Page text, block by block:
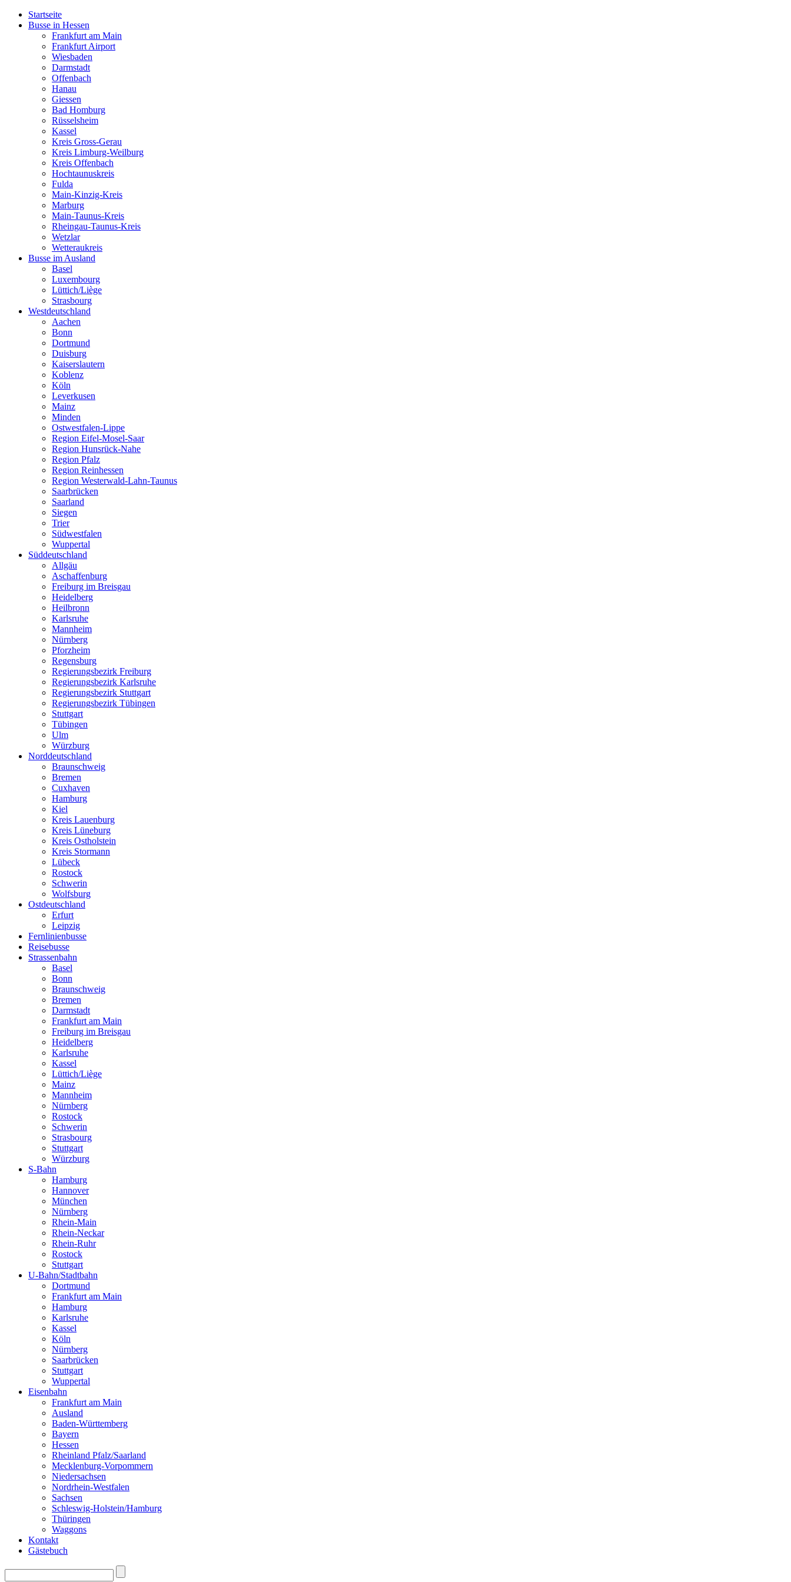
Startseite
Busse in Hessen
Frankfurt am Main
Frankfurt Airport
Wiesbaden
Darmstadt
Offenbach
Hanau
Giessen
Bad Homburg
Rüsselsheim
Kassel
Kreis Gross-Gerau
Kreis Limburg-Weilburg
Kreis Offenbach
Hochtaunuskreis
Fulda
Main-Kinzig-Kreis
Marburg
Main-Taunus-Kreis
Rheingau-Taunus-Kreis
Wetzlar
Wetteraukreis
Busse im Ausland
Basel
Luxembourg
Lüttich/Liège
Strasbourg
Westdeutschland
Aachen
Bonn
Dortmund
Duisburg
Kaiserslautern
Koblenz
Köln
Leverkusen
Mainz
Minden
Ostwestfalen-Lippe
Region Eifel-Mosel-Saar
Region Hunsrück-Nahe
Region Pfalz
Region Reinhessen
Region Westerwald-Lahn-Taunus
Saarbrücken
Saarland
Siegen
Trier
Südwestfalen
Wuppertal
Süddeutschland
Allgäu
Aschaffenburg
Freiburg im Breisgau
Heidelberg
Heilbronn
Karlsruhe
Mannheim
Nürnberg
Pforzheim
Regensburg
Regierungsbezirk Freiburg
Regierungsbezirk Karlsruhe
Regierungsbezirk Stuttgart
Regierungsbezirk Tübingen
Stuttgart
Tübingen
Ulm
Würzburg
Norddeutschland
Braunschweig
Bremen
Cuxhaven
Hamburg
Kiel
Kreis Lauenburg
Kreis Lüneburg
Kreis Ostholstein
Kreis Stormann
Lübeck
Rostock
Schwerin
Wolfsburg
Ostdeutschland
Erfurt
Leipzig
Fernlinienbusse
Reisebusse
Strassenbahn
Basel
Bonn
Braunschweig
Bremen
Darmstadt
Frankfurt am Main
Freiburg im Breisgau
Heidelberg
Karlsruhe
Kassel
Lüttich/Liège
Mainz
Mannheim
Nürnberg
Rostock
Schwerin
Strasbourg
Stuttgart
Würzburg
S-Bahn
Hamburg
Hannover
München
Nürnberg
Rhein-Main
Rhein-Neckar
Rhein-Ruhr
Rostock
Stuttgart
U-Bahn/Stadtbahn
Dortmund
Frankfurt am Main
Hamburg
Karlsruhe
Kassel
Köln
Nürnberg
Saarbrücken
Stuttgart
Wuppertal
Eisenbahn
Frankfurt am Main
Ausland
Baden-Württemberg
Bayern
Hessen
Rheinland Pfalz/Saarland
Mecklenburg-Vorpommern
Niedersachsen
Nordrhein-Westfalen
Sachsen
Schleswig-Holstein/Hamburg
Thüringen
Waggons
Kontakt
Gästebuch